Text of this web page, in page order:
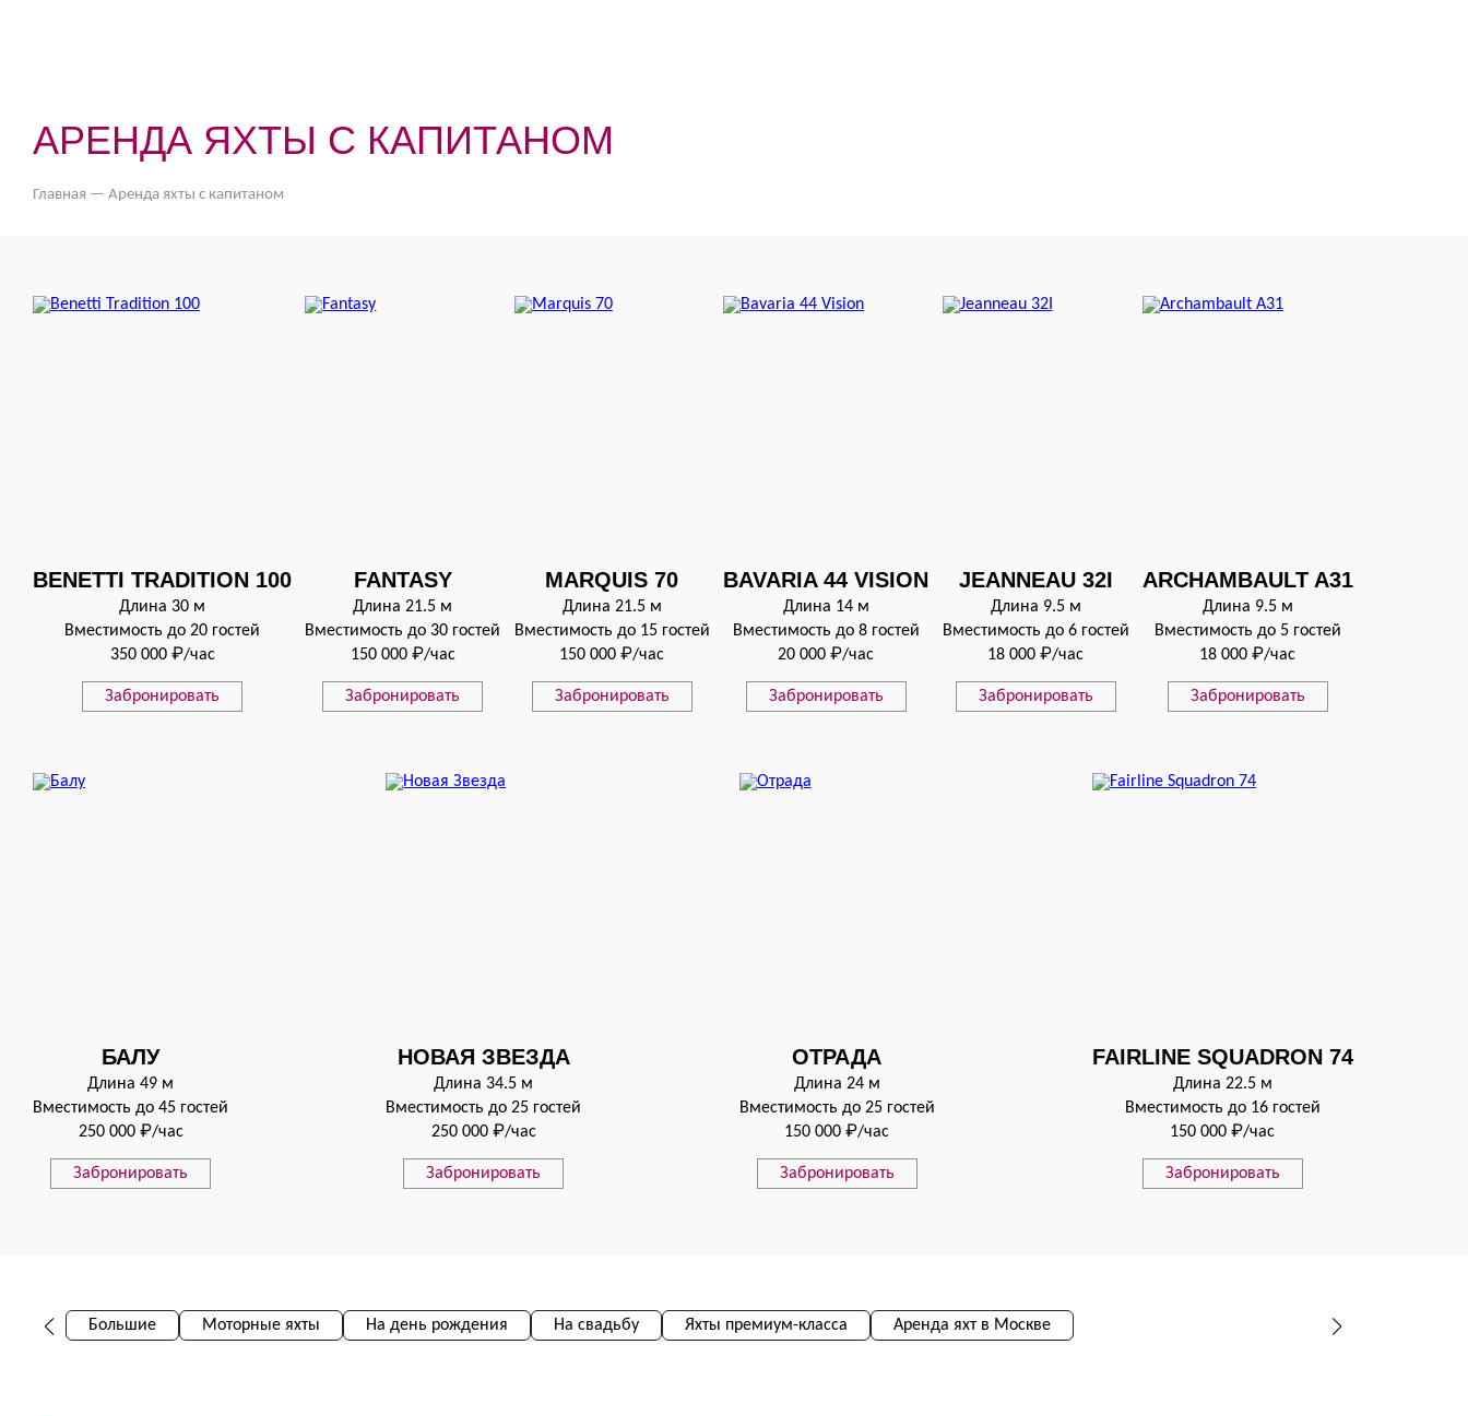
АРЕНДА ЯХТЫ С КАПИТАНОМ
Главная — Аренда яхты с капитаном
BENETTI TRADITION 100
Длина 30 м
Вместимость до 20 гостей
350 000 ₽/час
Забронировать
FANTASY
Длина 21.5 м
Вместимость до 30 гостей
150 000 ₽/час
Забронировать
MARQUIS 70
Длина 21.5 м
Вместимость до 15 гостей
150 000 ₽/час
Забронировать
BAVARIA 44 VISION
Длина 14 м
Вместимость до 8 гостей
20 000 ₽/час
Забронировать
JEANNEAU 32I
Длина 9.5 м
Вместимость до 6 гостей
18 000 ₽/час
Забронировать
ARCHAMBAULT A31
Длина 9.5 м
Вместимость до 5 гостей
18 000 ₽/час
Забронировать
БАЛУ
Длина 49 м
Вместимость до 45 гостей
250 000 ₽/час
Забронировать
НОВАЯ ЗВЕЗДА
Длина 34.5 м
Вместимость до 25 гостей
250 000 ₽/час
Забронировать
ОТРАДА
Длина 24 м
Вместимость до 25 гостей
150 000 ₽/час
Забронировать
FAIRLINE SQUADRON 74
Длина 22.5 м
Вместимость до 16 гостей
150 000 ₽/час
Забронировать
Большие Моторные яхты На день рождения На свадьбу Яхты премиум-класса Аренда яхт в Москве